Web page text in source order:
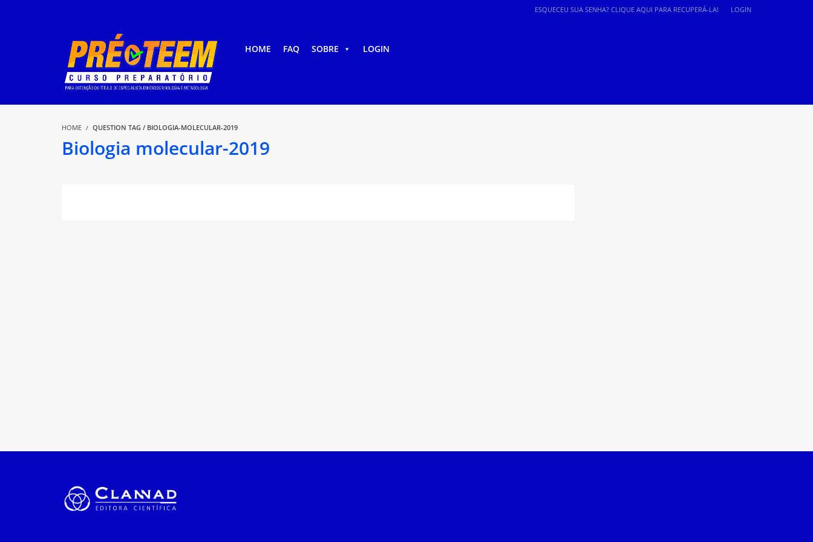
LOGIN
ESQUECEU SUA SENHA? CLIQUE AQUI PARA RECUPERÁ-LA!
HOME FAQ SOBRE LOGIN
HOME QUESTION TAG / BIOLOGIA-MOLECULAR-2019
Biologia molecular-2019